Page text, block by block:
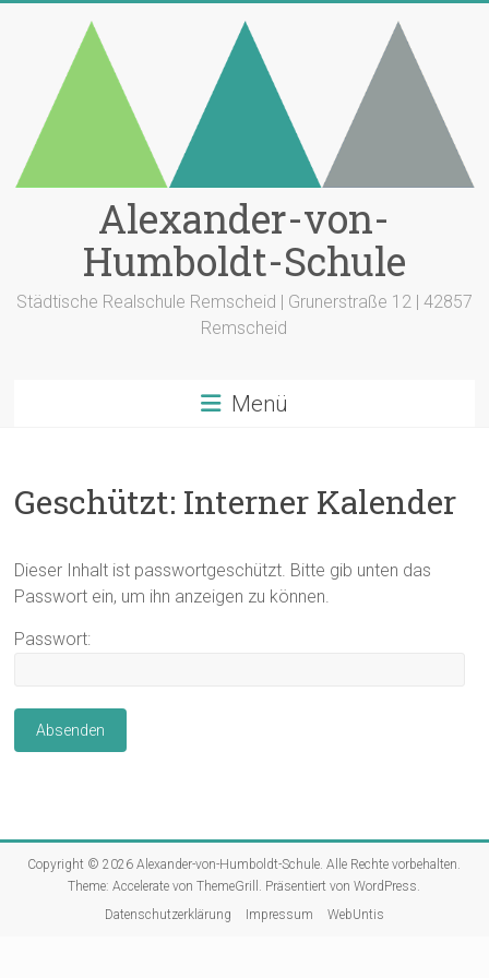
Alexander-von-
Humboldt-Schule
Städtische Realschule Remscheid | Grunerstraße 12 | 42857
Remscheid
Menü
Geschützt: Interner Kalender
Dieser Inhalt ist passwortgeschützt. Bitte gib unten das
Passwort ein, um ihn anzeigen zu können.
Passwort:
Copyright © 2026Alexander-von-Humboldt-Schule . Alle Rechte vorbehalten.
Theme:Accelerate von ThemeGrill. Präsentiert vonWordPress
Datenschutzerklärung
Impressum WebUntis